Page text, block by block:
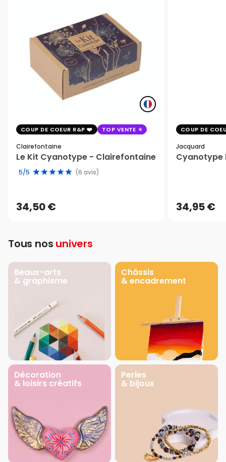
COUP DE COEUR R&P TOP VENTE
Clairefontaine
Le Kit Cyanotype - Clairefontaine
5/5 (6 avis)
34,50 €
COUP DE
Jacquard
Cyanotype
34,95 €
Tous nos univers
Beaux-arts
& graphisme
Châssis
& encadrement
Décoration
& loisirs créatifs
Perles
& bijoux